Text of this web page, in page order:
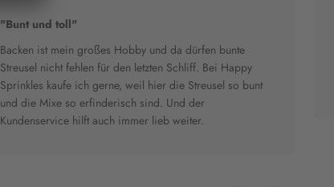
"Bunt und toll"
Backen ist mein großes Hobby und da dürfen bunte
Streusel nicht fehlen für den letzten Schliff. Bei Happy
Sprinkles kaufe ich gerne, weil hier die Streusel so bunt
und die Mixe so erfinderisch sind. Und der
Kundenservice hilft auch immer lieb weiter.